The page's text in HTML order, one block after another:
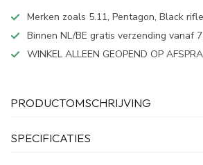
Merken zoals 5.11, Pentagon, Black
Binnen NL/BE gratis verzending vanaf
WINKEL ALLEEN GEOPEND OP
PRODUCTOMSCHRIJVING
SPECIFICATIES